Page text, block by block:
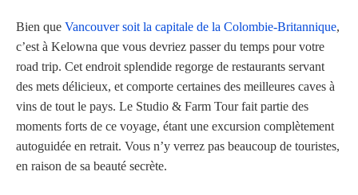
Bien que Vancouver soit la capitale de la Colombie-Britannique,
c’est à Kelowna que vous devriez passer du temps pour votre
road trip. Cet endroit splendide regorge de restaurants servant
des mets délicieux, et comporte certaines des meilleures caves à
vins de tout le pays. Le Studio & Farm Tour fait partie des
moments forts de ce voyage, étant une excursion complètement
autoguidée en retrait. Vous n’y verrez pas beaucoup de touristes,
en raison de sa beauté secrète.